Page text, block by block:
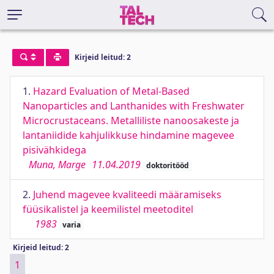
Kirjeid leitud: 2
1. Hazard Evaluation of Metal-Based
Nanoparticles and Lanthanides with Freshwater
Microcrustaceans. Metalliliste nanoosakeste ja
lantaniidide kahjulikkuse hindamine magevee
pisivähkidega
Muna, Marge 11.04.2019 doktoritööd
2. Juhend magevee kvaliteedi määramiseks
füüsikalistel ja keemilistel meetoditel
1983 varia
Kirjeid leitud: 2
1